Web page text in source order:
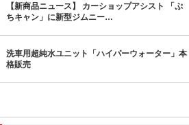
【新商品ニュース】 カーショップアシスト 「ぷ
ちキャン」に新型ジムニー…
洗車用超純水ユニット「ハイパーウォーター」本
格販売